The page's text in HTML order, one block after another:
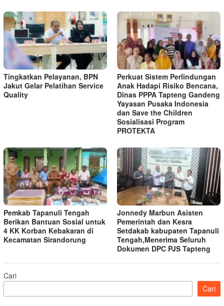
Tingkatkan Pelayanan, BPN
Jakut Gelar Pelatihan Service
Quality
Perkuat Sistem Perlindungan
Anak Hadapi Risiko Bencana,
Dinas PPPA Tapteng Gandeng
Yayasan Pusaka Indonesia
dan Save the Children
Sosialisasi Program
PROTEKTA
Pemkab Tapanuli Tengah
Berikan Bantuan Sosial untuk
4 KK Korban Kebakaran di
Kecamatan Sirandorung
Jonnedy Marbun Asisten
Pemerintah dan Kesra
Setdakab kabupaten Tapanuli
Tengah,Menerima Seluruh
Dokumen DPC PJS Tapteng
Cari
Cari